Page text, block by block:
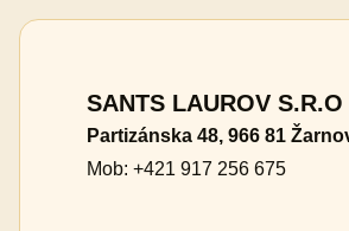
SANTS LAUROV S.R.O
Partizánska 48, 966 81
Mob: +421 917 256 675